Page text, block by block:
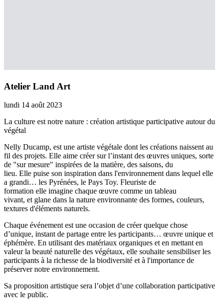
Atelier Land Art
lundi 14 août 2023
La culture est notre nature : création artistique participative autour du
végétal
Nelly Ducamp, est une artiste végétale dont les créations naissent au
fil des projets. Elle aime créer sur l’instant des œuvres uniques, sorte
de "sur mesure" inspirées de la matière, des saisons, du
lieu. Elle puise son inspiration dans l'environnement dans lequel elle
a grandi… les Pyrénées, le Pays Toy. Fleuriste de
formation elle imagine chaque œuvre comme un tableau
vivant, et glane dans la nature environnante des formes, couleurs,
textures d'éléments naturels.
Chaque événement est une occasion de créer quelque chose
d’unique, instant de partage entre les participants… œuvre unique et
éphémère. En utilisant des matériaux organiques et en mettant en
valeur la beauté naturelle des végétaux, elle souhaite sensibiliser les
participants à la richesse de la biodiversité et à l'importance de
préserver notre environnement.
Sa proposition artistique sera l’objet d’une collaboration participative
avec le public.